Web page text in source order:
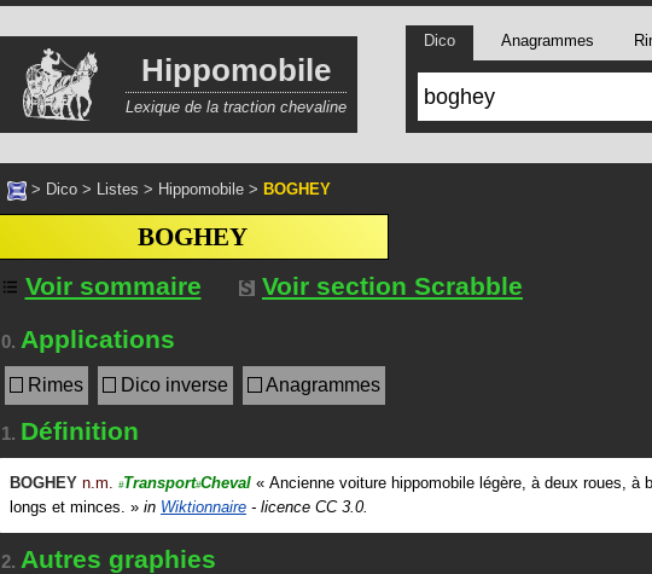
Hippomobile
Lexique de la traction chevaline
Dico Anagrammes
> Dico > Listes > Hippomobile > BOGHEY
BOGHEY
Voir sommaire
Voir section Scrabble
0. Applications
Rimes Dico inverse Anagrammes
1. Définition
BOGHEY n.m. #Transport#Cheval « Ancienne voiture hippomobile légère, à deux roues, à
longs et minces. » in Wiktionnaire - licence CC 3.0.
2. Autres graphies